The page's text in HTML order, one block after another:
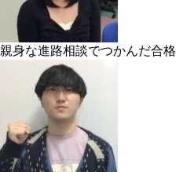
親身な進路相談でつかんだ合格